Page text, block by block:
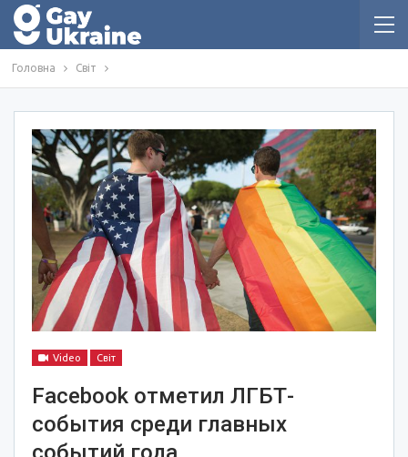
Головна Світ
Video Світ
Facebook отметил ЛГБТ-
события среди главных